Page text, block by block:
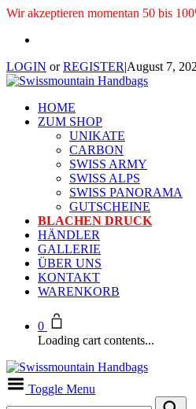
Wir akzeptieren momentan 50 bis
LOGIN orREGISTER|August 7,
HOME
ZUM SHOP
UNIKATE
CARBON
SWISS ARMY
SWISS ALPS
SWISS PANORAMA
GUTSCHEINE
BLACHEN DRUCK
HÄNDLER
GALLERIE
ÜBER UNS
KONTAKT
WARENKORB
0
Loading cart contents...
Toggle Menu